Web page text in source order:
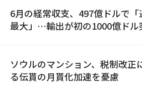
6月の経常収支、497億ドルで「
最大」…輸出が初の1000億ドル
ソウルのマンション、税制改正
る伝貰の月貰化加速を憂慮